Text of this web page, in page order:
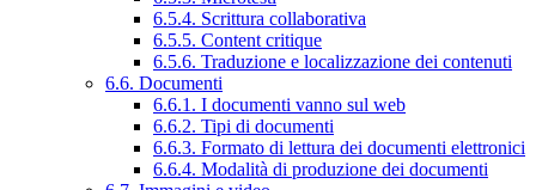
6.5.4. Scrittura collaborativa
6.5.5. Content critique
6.5.6. Traduzione e localizzazione dei contenuti
6.6. Documenti
6.6.1. I documenti vanno sul web
6.6.2. Tipi di documenti
6.6.3. Formato di lettura dei documenti elettronici
6.6.4. Modalità di produzione dei documenti